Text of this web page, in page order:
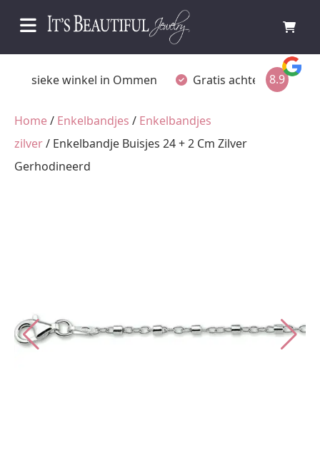
Fysieke winkel in Ommen Gratis achteraf betalen
8.9
Home/ Enkelbandjes / Enkelbandjes
zilver/ Enkelbandje Buisjes 24 + 2 Cm Zilver
Gerhodineerd